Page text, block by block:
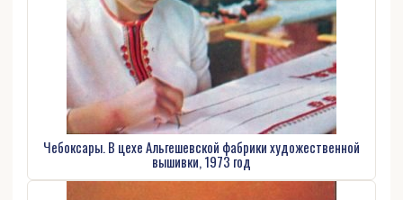
Чебоксары. В цехе Альгешевской фабрики художественной
вышивки, 1973 год